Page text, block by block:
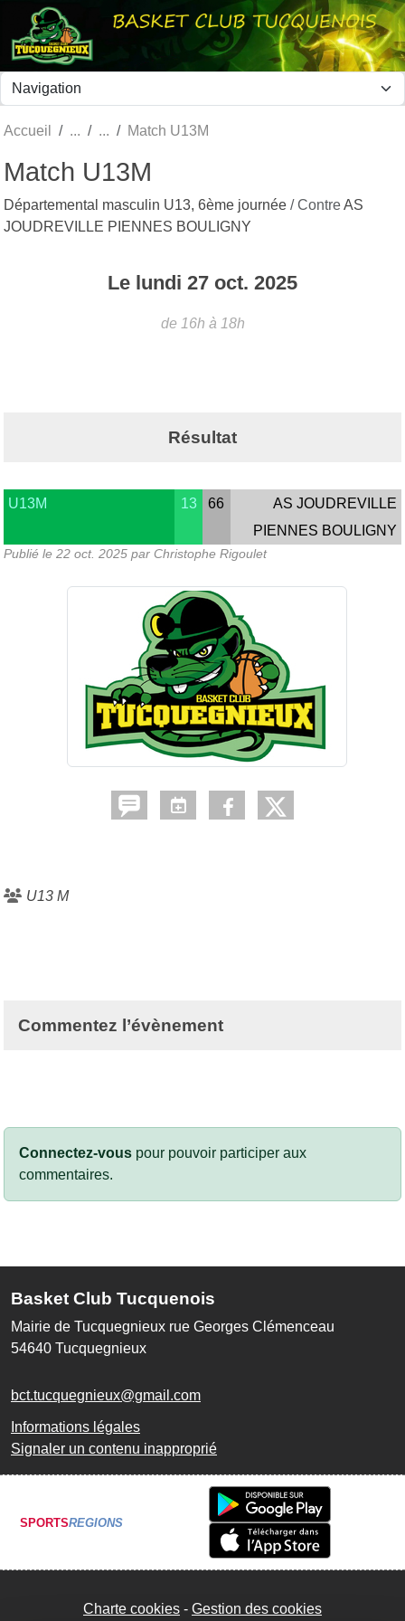
Accueil Match U13M
Match U13M
Départemental masculin U13, 6ème journée / ContreAS
JOUDREVILLE PIENNES BOULIGNY
Le lundi 27 oct. 2025
de 16h à 18h
Résultat
U13M 13 66
AS JOUDREVILLE
PIENNES BOULIGNY
Publié le 22 oct. 2025 par Christophe Rigoulet
U13 M
Commentez l’évènement
Connectez-vous pour pouvoir participer aux
commentaires.
Basket Club Tucquenois
Mairie de Tucquegnieux rue Georges Clémenceau
54640 Tucquegnieux
bct.tucquegnieux@gmail.com
Informations légales
Signaler un contenu inapproprié
SPORTSREGIONS
Charte cookies Gestion des cookies
Panneau de gestion des cookies